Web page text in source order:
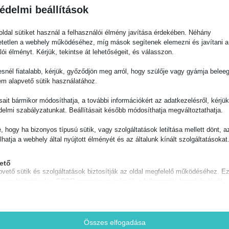
CHK191 4 Készleten
CHK190
a Sirály
beállítások
sütiket használ a felhasználói élmény javítása érdekében. Néhány
a webhely működéséhez, míg mások segítenek elemezni és javítani a
élményt. Kérjük, tekintse át lehetőségeit, és válasszon.
fiatalabb, kérjük, győződjön meg arról, hogy szülője vagy gyámja
alapvető sütik használatához.
bármikor módosíthatja, a további információkért az adatkezelésről,
szabályzatunkat. Beállításait később módosíthatja megváltoztathatja.
hogy ha bizonyos típusú sütik, vagy szolgáltatások letiltása mellett dönt,
a webhely által nyújtott élményét és az általunk kínált szolgáltatásokat.
sütik és szolgáltatások biztosítják az oldal megfelelő működéséhez.
szolgáltatások a GDPR szerint nem igénylik a felhasználó hozzájárulását.
sütik és szolgáltatások szükségesek az oldal megfelelő működéséhez, de a
szükséges a felhasználó beleegyezése. Ilyenek lehetnek például,
Összes elfogadása